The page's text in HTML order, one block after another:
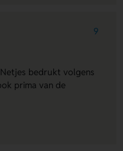
9
bedrukt volgens
prima van de